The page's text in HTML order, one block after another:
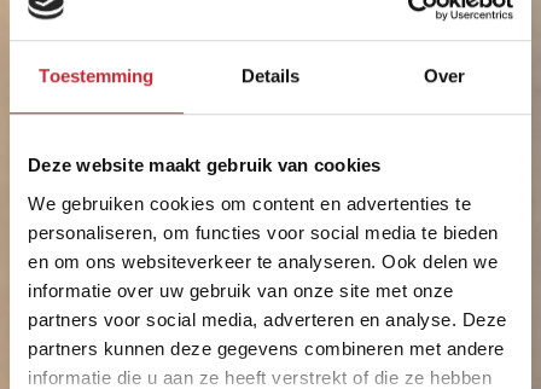
Toestemming Details Over
Deze website maakt gebruik van cookies
We gebruiken cookies om content en advertenties te
personaliseren, om functies voor social media te bieden
en om ons websiteverkeer te analyseren. Ook delen we
informatie over uw gebruik van onze site met onze
partners voor social media, adverteren en analyse. Deze
partners kunnen deze gegevens combineren met andere
informatie die u aan ze heeft verstrekt of die ze hebben